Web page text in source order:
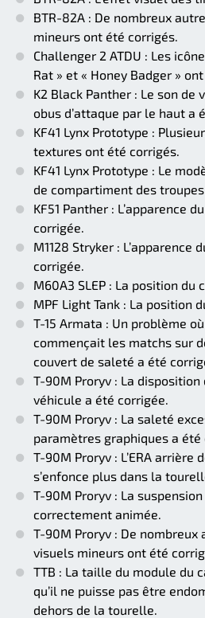
BTR-82A : De nombreux
mineurs ont été corrigés.
Challenger 2 ATDU : Les
Rat » et « Honey Badger »
K2 Black Panther : Le son
obus d’attaque par le haut a
KF41 Lynx Prototype :
textures ont été corrigés.
KF41 Lynx Prototype : Le
de compartiment des
KF51 Panther : L’apparence
corrigée.
M1128 Stryker : L’apparence
corrigée.
M60A3 SLEP : La position du
MPF Light Tank : La position
T-15 Armata : Un problème
commençait les matchs sur
couvert de saleté a été
T-90M Proryv : La
véhicule a été corrigée.
T-90M Proryv : La saleté
paramètres graphiques a été
T-90M Proryv : L’ERA arrière
s’enfonce plus dans la
T-90M Proryv : La
correctement animée.
T-90M Proryv : De nombreux
visuels mineurs ont été
TTB : La taille du module du
qu’il ne puisse pas être
dehors de la tourelle.